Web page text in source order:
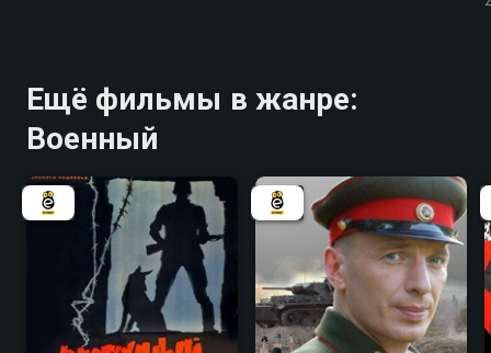
Ещё фильмы в жанре:
Военный